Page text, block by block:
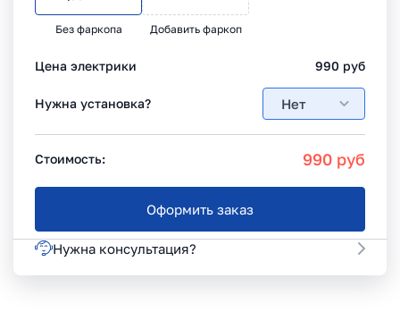
Без фаркопа Добавить фаркоп
Цена электрики 990 руб
Нужна установка? Нет
Стоимость: 990 руб
Оформить заказ
Нужна консультация?